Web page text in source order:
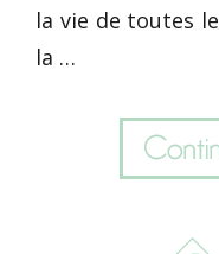
la vie de toutes
la …